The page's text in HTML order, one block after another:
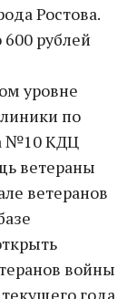
Ростова.
рублей
уровне
по
№10 КДЦ
ветераны
ветеранов
войны
года